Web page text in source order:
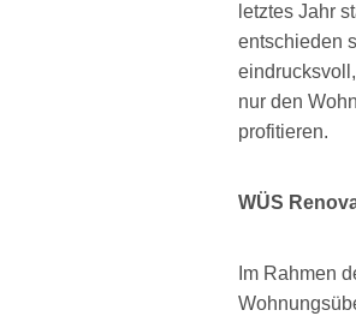
letztes Jahr
entschieden
nur den
profitieren.
WÜS
Im Rahmen